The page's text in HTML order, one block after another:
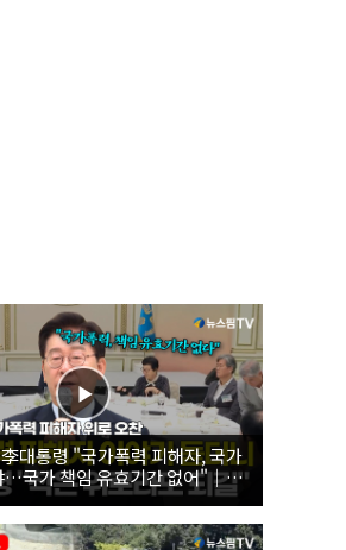
대통령 "국가폭력 피해자, 국가
…국가 책임 유효기간 없어"｜
폭력 피해자 위로 오찬